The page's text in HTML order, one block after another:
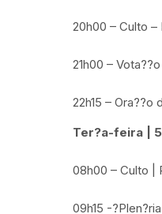
20h00 – Culto
21h00 –
22h15 – Ora??o
Ter?a-feira |
08h00 – Culto |
09h15 -?Plen?ria